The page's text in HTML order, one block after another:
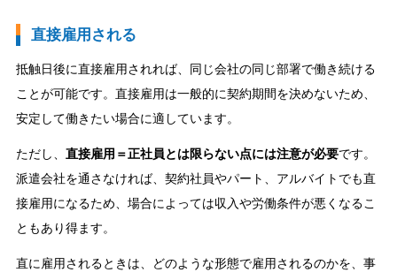
直接雇用される
抵触日後に直接雇用されれば、同じ会社の同じ部署で働き続ける
ことが可能です。直接雇用は一般的に契約期間を決めないため、
安定して働きたい場合に適しています。
ただし、 直接雇用＝正社員とは限らない点には注意が必要です。
派遣会社を通さなければ、契約社員やパート、アルバイトでも直
接雇用になるため、場合によっては収入や労働条件が悪くなるこ
ともあり得ます。
直に雇用されるときは、どのような形態で雇用されるのかを、事